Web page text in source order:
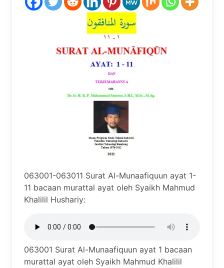
063001-063011 Surat Al-Munaafiquun ayat 1-
11 bacaan murattal ayat oleh Syaikh Mahmud
Khalilil Hushariy:
063001 Surat Al-Munaafiquun ayat 1 bacaan
murattal ayat oleh Syaikh Mahmud Khalilil